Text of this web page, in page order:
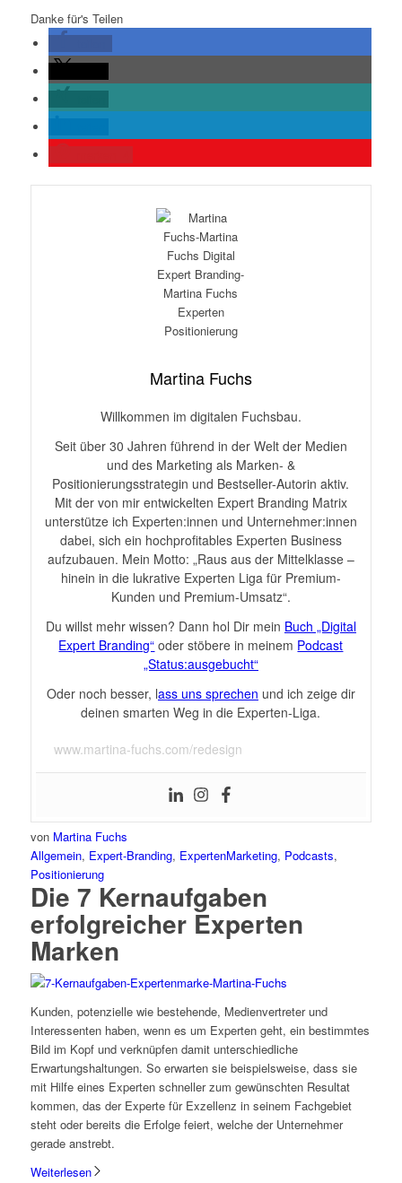
Danke für's Teilen
Martina Fuchs
Willkommen im digitalen Fuchsbau.
Seit über 30 Jahren führend in der Welt der Medien
und des Marketing als Marken- &
Positionierungsstrategin und Bestseller-Autorin aktiv.
Mit der von mir entwickelten Expert Branding Matrix
unterstütze ich Experten:innen und Unternehmer:innen
dabei, sich ein hochprofitables Experten Business
aufzubauen. Mein Motto: „Raus aus der Mittelklasse –
hinein in die lukrative Experten Liga für Premium-
Kunden und Premium-Umsatz“.
Du willst mehr wissen? Dann hol Dir mein Buch „Digital
Expert Branding“ oder stöbere in meinem Podcast
„Status:ausgebucht“
Oder noch besser, lass uns sprechen und ich zeige dir
deinen smarten Weg in die Experten-Liga.
www.martina-fuchs.com/redesign
von Martina Fuchs
Allgemein, Expert-Branding, ExpertenMarketing, Podcasts,
Positionierung
Die 7 Kernaufgaben
erfolgreicher Experten
Marken
Kunden, potenzielle wie bestehende, Medienvertreter und
Interessenten haben, wenn es um Experten geht, ein bestimmtes
Bild im Kopf und verknüpfen damit unterschiedliche
Erwartungshaltungen. So erwarten sie beispielsweise, dass sie
mit Hilfe eines Experten schneller zum gewünschten Resultat
kommen, das der Experte für Exzellenz in seinem Fachgebiet
steht oder bereits die Erfolge feiert, welche der Unternehmer
gerade anstrebt.
Weiterlesen